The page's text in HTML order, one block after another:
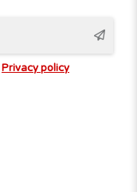
Privacy policy